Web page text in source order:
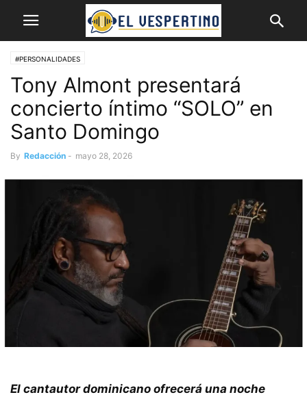
#PERSONALIDADES
Tony Almont presentará
concierto íntimo “SOLO” en
Santo Domingo
By Redacción - mayo 28, 2026
El cantautor dominicano ofrecerá una noche